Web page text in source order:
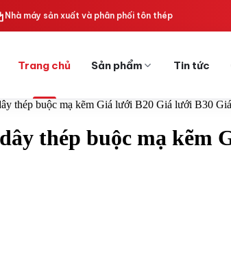
Nhà máy sản xuất và phân phối tôn thép
Trang chủ Sản phẩm Tin tức
thép buộc mạ kẽm Giá lưới B20 Giá lưới B30
thép buộc mạ kẽm